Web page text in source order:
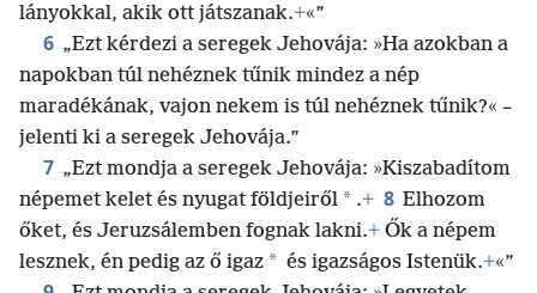
lányokkal, akik ott játszanak.+«”
6 „Ezt kérdezi a seregek Jehovája: »Ha azokban a
napokban túl nehéznek tűnik mindez a nép
maradékának, vajon nekem is túl nehéznek tűnik?« –
jelenti ki a seregek Jehovája.”
7 „Ezt mondja a seregek Jehovája: »Kiszabadítom
népemet kelet és nyugat földjeiről * .+ 8 Elhozom
őket, és Jeruzsálemben fognak lakni.+ Ők a népem
lesznek, én pedig az ő igaz * és igazságos Istenük.+«”